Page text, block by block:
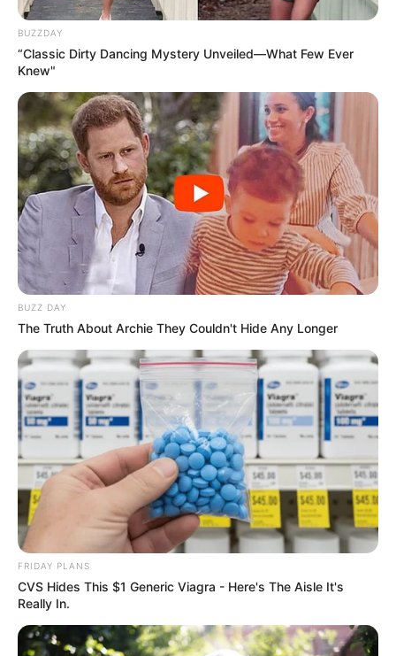
BUZZDAY
“Classic Dirty Dancing Mystery Unveiled—What Few Ever
Knew"
BUZZ DAY
The Truth About Archie They Couldn't Hide Any Longer
FRIDAY PLANS
CVS Hides This $1 Generic Viagra - Here's The Aisle It's
Really In.